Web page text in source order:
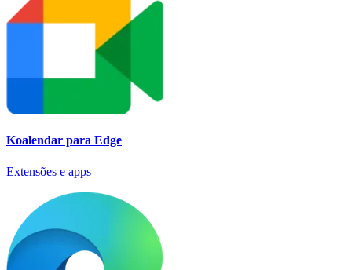
Koalendar para Edge
Extensões e apps